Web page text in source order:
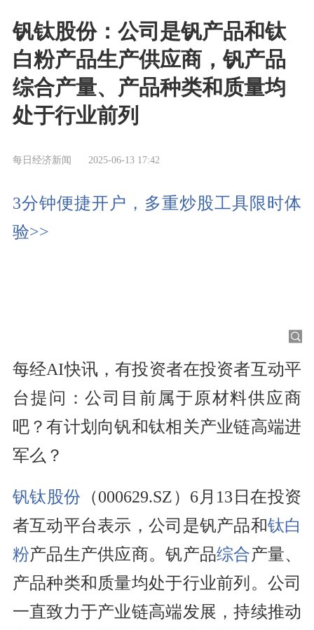
钒钛股份：公司是钒产品和钛
白粉产品生产供应商，钒产品
综合产量、产品种类和质量均
处于行业前列
每日经济新闻 2025-06-13 17:42
3分钟便捷开户，多重炒股工具限时体
验>>
每经AI快讯，有投资者在投资者互动平
台提问：公司目前属于原材料供应商
吧？有计划向钒和钛相关产业链高端进
军么？
钒钛股份 （000629.SZ）6月13日在投资
者互动平台表示，公司是钒产品和钛白
粉产品生产供应商。钒产品综合产量、
产品种类和质量均处于行业前列。公司
一直致力于产业链高端发展，持续推动